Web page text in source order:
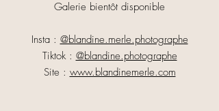
Galerie bientôt disponible
Insta : @blandine.merle.photographe
Tiktok : @blandine.photographe
Site : www.blandinemerle.com